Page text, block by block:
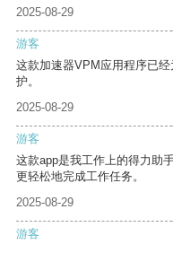
2025-08-29
游客
这款加速器VPM应用程序已
护。
2025-08-29
游客
这款app是我工作上的得力助
更轻松地完成工作任务。
2025-08-29
游客